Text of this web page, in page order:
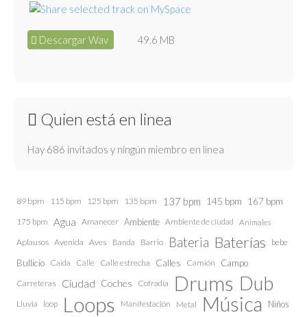
Descargar Wav 49.6 MB
Quien está en linea
Hay 686 invitados y ningún miembro en línea
89 bpm 115 bpm 125 bpm 135 bpm 137 bpm 145 bpm 167 bpm
175 bpm Agua Amanecer Ambiente Ambiente de ciudad Animales
Aplausos Avenida Aves Banda Barrio Bateria Baterías bebe
Bullicio Caida Calle Calle estrecha Calles Camión Campo
Carreteras Ciudad Coches Cofradía Drums Dub
Lluvia loop Loops Manifestación Metal Música
Niños